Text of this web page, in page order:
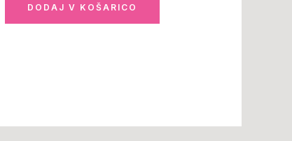
DODAJ V KOŠARICO